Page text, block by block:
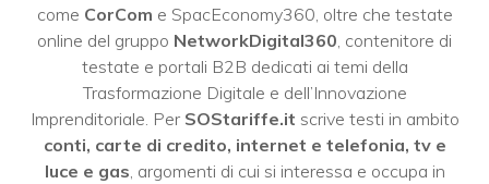
come CorCom e SpacEconomy360, oltre che testate
online del gruppo NetworkDigital360 , contenitore di
testate e portali B2B dedicati ai temi della
Trasformazione Digitale e dell’Innovazione
Imprenditoriale. Per SOStariffe.it scrive testi in ambito
conti, carte di credito, internet e telefonia, tv e
luce e gas , argomenti di cui si interessa e occupa in